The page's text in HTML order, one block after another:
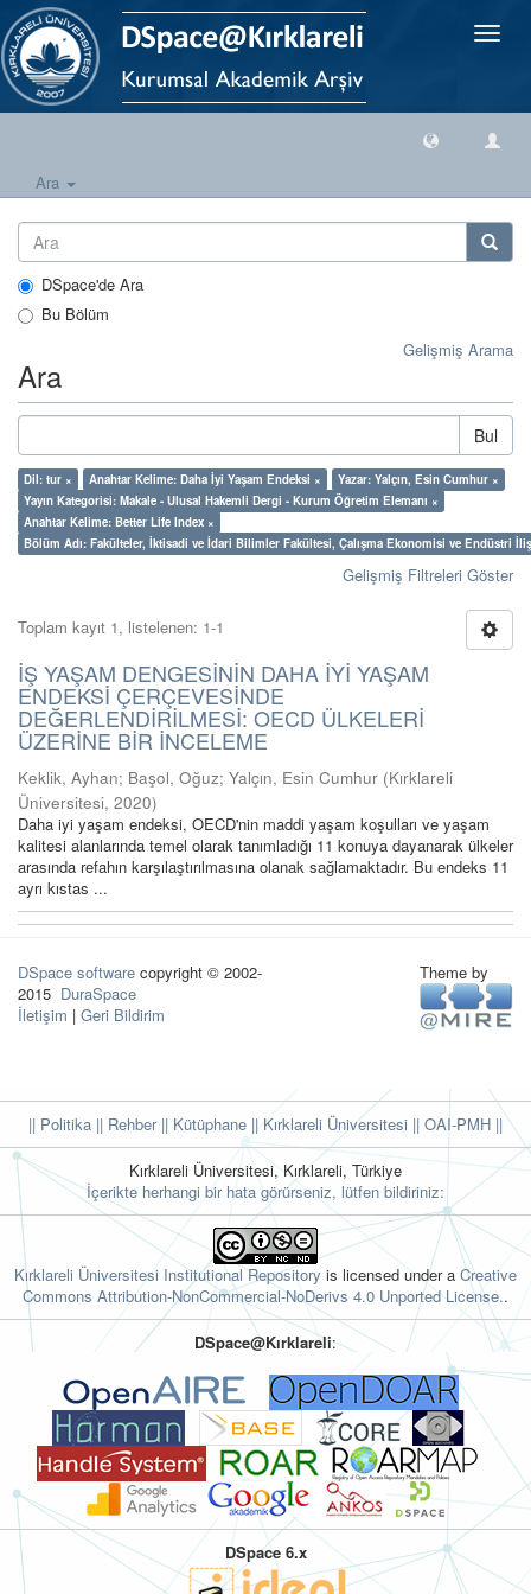
Geçiş
Ara
DSpace'de Ara
Bu Bölüm
Gelişmiş Arama
Ara
Bul
Dil: tur × Anahtar Kelime: Daha İyi Yaşam Endeksi ×
Yazar: Yalçın, Esin Cumhur ×
Yayın Kategorisi: Makale - Ulusal Hakemli Dergi - Kurum Öğretim Elemanı ×
Anahtar Kelime: Better Life Index ×
Bölüm Adı: Fakülteler, İktisadi ve İdari Bilimler Fakültesi, Çalışma Ekonomisi ve Endüstri
Gelişmiş Filtreleri Göster
Toplam kayıt 1, listelenen: 1-1
İŞ YAŞAM DENGESİNİN DAHA İYİ YAŞAM
ENDEKSİ ÇERÇEVESİNDE
DEĞERLENDİRİLMESİ: OECD ÜLKELERİ
ÜZERİNE BİR İNCELEME
Keklik, Ayhan; Başol, Oğuz; Yalçın, Esin Cumhur (Kırklareli
Üniversitesi, 2020)
Daha iyi yaşam endeksi, OECD'nin maddi yaşam koşulları ve yaşam
kalitesi alanlarında temel olarak tanımladığı 11 konuya dayanarak ülkeler
arasında refahın karşılaştırılmasına olanak sağlamaktadır. Bu endeks 11
ayrı kıstas ...
DSpace software copyright © 2002-
2015 DuraSpace
İletişim | Geri Bildirim
Theme by
|| Politika || Rehber|| Kütüphane || Kırklareli Üniversitesi || OAI-PMH ||
Kırklareli Üniversitesi, Kırklareli, Türkiye
İçerikte herhangi bir hata görürseniz, lütfen bildiriniz:
Kırklareli Üniversitesi Institutional Repository is licensed under a Creative
Commons Attribution-NonCommercial-NoDerivs 4.0 Unported License..
DSpace@Kırklareli:
DSpace 6.x